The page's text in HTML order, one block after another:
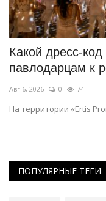
Какой дресс-
павлодарцам к
Авг 6, 2026 0 74
На территории «Ertis
ПОПУЛЯРНЫЕ ТЕГИ